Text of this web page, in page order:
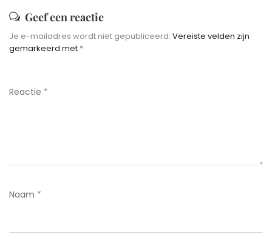
Geef een reactie
Je e-mailadres wordt niet gepubliceerd. Vereiste velden zijn
gemarkeerd met *
Reactie *
Naam *